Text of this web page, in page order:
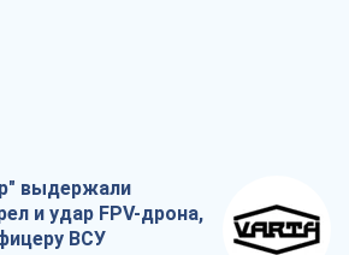
выдержали
и удар FPV-дрона,
ВСУ